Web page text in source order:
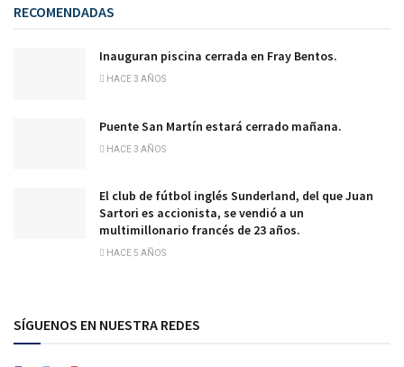
RECOMENDADAS
Inauguran piscina cerrada en Fray Bentos.
HACE 3 AÑOS
Puente San Martín estará cerrado mañana.
HACE 3 AÑOS
El club de fútbol inglés Sunderland, del que Juan
Sartori es accionista, se vendió a un
multimillonario francés de 23 años.
HACE 5 AÑOS
SÍGUENOS EN NUESTRA REDES